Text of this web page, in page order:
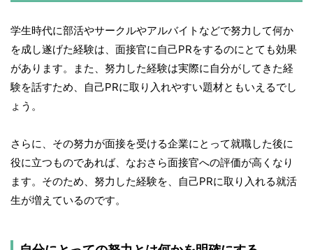
学生時代に部活やサークルやアルバイトなどで努力して何か
を成し遂げた経験は、面接官に自己PRをするのにとても効果
があります。また、努力した経験は実際に自分がしてきた経
験を話すため、自己PRに取り入れやすい題材ともいえるでし
ょう。
さらに、その努力が面接を受ける企業にとって就職した後に
役に立つものであれば、なおさら面接官への評価が高くなり
ます。そのため、努力した経験を、自己PRに取り入れる就活
生が増えているのです。